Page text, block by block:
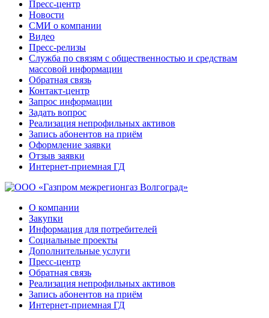
Пресс-центр
Новости
СМИ о компании
Видео
Пресс-релизы
Служба по связям с общественностью и средствам
массовой информации
Обратная связь
Контакт-центр
Запрос информации
Задать вопрос
Реализация непрофильных активов
Запись абонентов на приём
Оформление заявки
Отзыв заявки
Интернет-приемная ГД
О компании
Закупки
Информация для потребителей
Социальные проекты
Дополнительные услуги
Пресс-центр
Обратная связь
Реализация непрофильных активов
Запись абонентов на приём
Интернет-приемная ГД